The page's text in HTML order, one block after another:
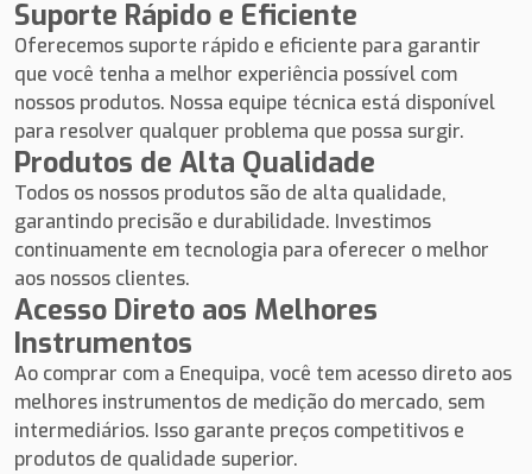
Suporte Rápido e Eficiente
Oferecemos suporte rápido e eficiente para garantir
que você tenha a melhor experiência possível com
nossos produtos. Nossa equipe técnica está disponível
para resolver qualquer problema que possa surgir.
Produtos de Alta Qualidade
Todos os nossos produtos são de alta qualidade,
garantindo precisão e durabilidade. Investimos
continuamente em tecnologia para oferecer o melhor
aos nossos clientes.
Acesso Direto aos Melhores
Instrumentos
Ao comprar com a Enequipa, você tem acesso direto aos
melhores instrumentos de medição do mercado, sem
intermediários. Isso garante preços competitivos e
produtos de qualidade superior.